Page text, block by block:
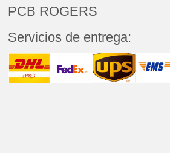
PCB ROGERS
Servicios de entrega: